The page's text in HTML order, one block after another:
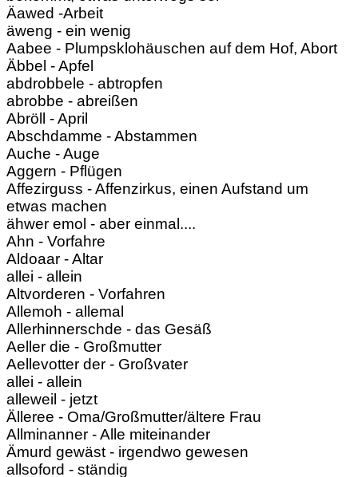
Äawed -Arbeit
äweng - ein wenig
Aabee - Plumpsklohäuschen auf dem Hof, Abort
Äbbel - Apfel
abdrobbele - abtropfen
abrobbe - abreißen
Abröll - April
Abschdamme - Abstammen
Auche - Auge
Aggern - Pflügen
Affezirguss - Affenzirkus, einen Aufstand um
etwas machen
ähwer emol - aber einmal....
Ahn - Vorfahre
Aldoaar - Altar
allei - allein
Altvorderen - Vorfahren
Allemoh - allemal
Allerhinnerschde - das Gesäß
Aeller die - Großmutter
Aellevotter der - Großvater
allei - allein
alleweil - jetzt
Älleree - Oma/Großmutter/ältere Frau
Allminanner - Alle miteinander
Ämurd gewäst - irgendwo gewesen
allsoford - ständig